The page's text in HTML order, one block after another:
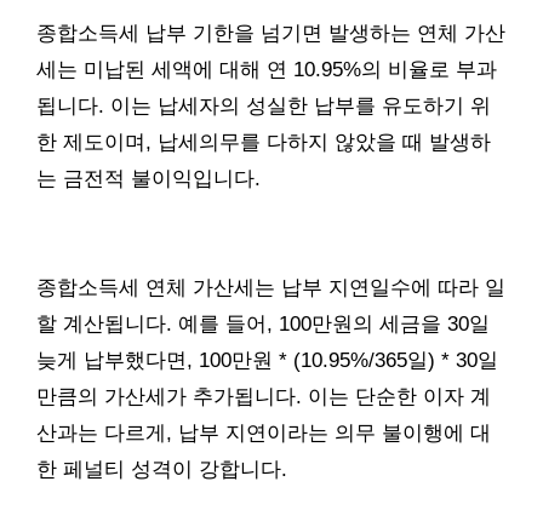
종합소득세 납부 기한을 넘기면 발생하는 연체 가산
세는 미납된 세액에 대해 연 10.95%의 비율로 부과
됩니다. 이는 납세자의 성실한 납부를 유도하기 위
한 제도이며, 납세의무를 다하지 않았을 때 발생하
는 금전적 불이익입니다.
종합소득세 연체 가산세는 납부 지연일수에 따라 일
할 계산됩니다. 예를 들어, 100만원의 세금을 30일
늦게 납부했다면, 100만원 * (10.95%/365일) * 30일
만큼의 가산세가 추가됩니다. 이는 단순한 이자 계
산과는 다르게, 납부 지연이라는 의무 불이행에 대
한 페널티 성격이 강합니다.